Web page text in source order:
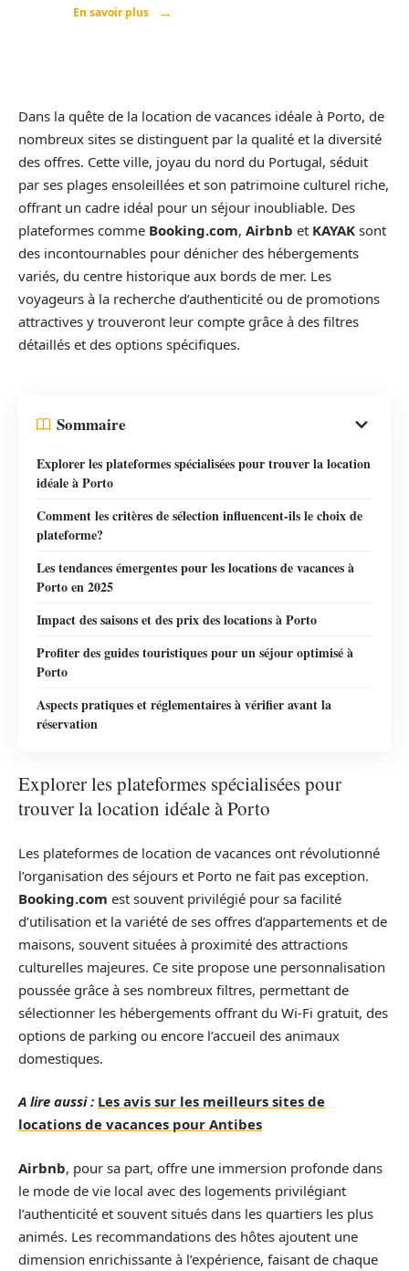
En savoir plus
Dans la quête de la location de vacances idéale à Porto, de
nombreux sites se distinguent par la qualité et la diversité
des offres. Cette ville, joyau du nord du Portugal, séduit
par ses plages ensoleillées et son patrimoine culturel riche,
offrant un cadre idéal pour un séjour inoubliable. Des
plateformes comme Booking.com, Airbnb et KAYAK sont
des incontournables pour dénicher des hébergements
variés, du centre historique aux bords de mer. Les
voyageurs à la recherche d’authenticité ou de promotions
attractives y trouveront leur compte grâce à des filtres
détaillés et des options spécifiques.
Sommaire
Explorer les plateformes spécialisées pour trouver la location
idéale à Porto
Comment les critères de sélection influencent-ils le choix de
plateforme?
Les tendances émergentes pour les locations de vacances à
Porto en 2025
Impact des saisons et des prix des locations à Porto
Profiter des guides touristiques pour un séjour optimisé à
Porto
Aspects pratiques et réglementaires à vérifier avant la
réservation
Explorer les plateformes spécialisées pour
trouver la location idéale à Porto
Les plateformes de location de vacances ont révolutionné
l’organisation des séjours et Porto ne fait pas exception.
Booking.com est souvent privilégié pour sa facilité
d’utilisation et la variété de ses offres d’appartements et de
maisons, souvent situées à proximité des attractions
culturelles majeures. Ce site propose une personnalisation
poussée grâce à ses nombreux filtres, permettant de
sélectionner les hébergements offrant du Wi-Fi gratuit, des
options de parking ou encore l’accueil des animaux
domestiques.
A lire aussi : Les avis sur les meilleurs sites de
locations de vacances pour Antibes
Airbnb, pour sa part, offre une immersion profonde dans
le mode de vie local avec des logements privilégiant
l’authenticité et souvent situés dans les quartiers les plus
animés. Les recommandations des hôtes ajoutent une
dimension enrichissante à l’expérience, faisant de chaque